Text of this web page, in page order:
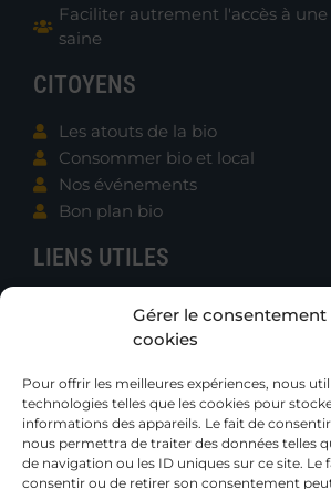
Gérer le consentement
cookies
Pour offrir les meilleures expériences, nous
technologies telles que les cookies pour
informations des appareils. Le fait de
nous permettra de traiter des données telles
de navigation ou les ID uniques sur ce site. Le
consentir ou de retirer son consentement
Faciliter autrement l'accès à
saine
CITOYENS
Les atouts de la bio
Consommer bio et local
Nos événements
Bon plan bio
LIENS UTILES
Contacter B.e.N.
Gazettes et Rapports
Publications techniques
Petites annonces